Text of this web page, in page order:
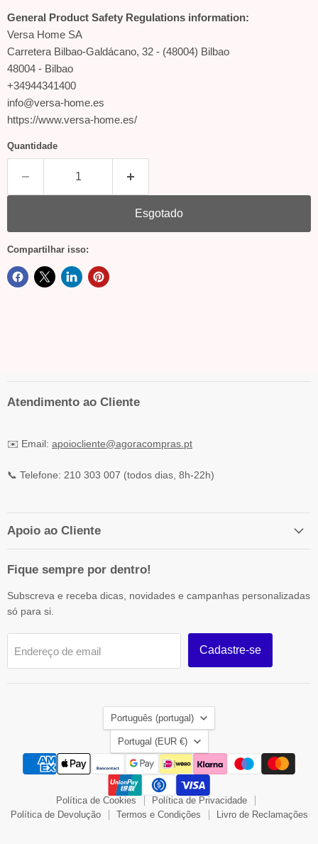
General Product Safety Regulations information:
Versa Home SA
Carretera Bilbao-Galdácano, 32 - (48004) Bilbao
48004 - Bilbao
+34944341400
info@versa-home.es
https://www.versa-home.es/
Quantidade
Esgotado
Compartilhar isso:
Atendimento ao Cliente
✉️ Email: apoiocliente@agoracompras.pt
📞 Telefone: 210 303 007 (todos dias, 8h-22h)
Apoio ao Cliente
Fique sempre por dentro!
Subscreva e receba dicas, novidades e campanhas personalizadas
só para si.
Endereço de email Cadastre-se
Idioma
Português (portugal)
País
Portugal (EUR €)
Política de Cookies
Política de Privacidade
Política de Devolução
Termos e Condições Livro de Reclamações